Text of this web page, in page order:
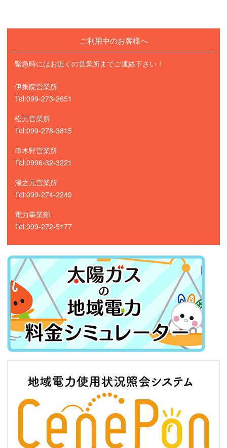
ご利用中のお客様へ
緊急時にはお近くの営業所までご連絡下さい！
伊集院営業所
Tel:099-273-2651
松元営業所
Tel:099-278-3815
串木野営業所
Tel:0996-32-3221
湯之元営業所
Tel:099-274-2249
電力事業部
Tel:099-272-5177